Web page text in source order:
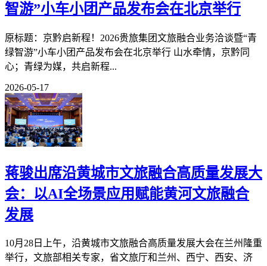
智游”小车小团产品发布会在北京举行
原标题：京黔启新程！2026贵旅集团文旅融合业务洽谈暨“青
绿智游”小车小团产品发布会在北京举行 山水牵情，京黔同
心；青绿为媒，共启新程...
2026-05-17
蒋骏出席沿黄城市文旅融合高质量发展大
会：以AI全场景应用赋能黄河文旅融合
发展
10月28日上午，沿黄城市文旅融合高质量发展大会在兰州隆重
举行，文旅部相关专家，省文旅厅和兰州、西宁、西安、济